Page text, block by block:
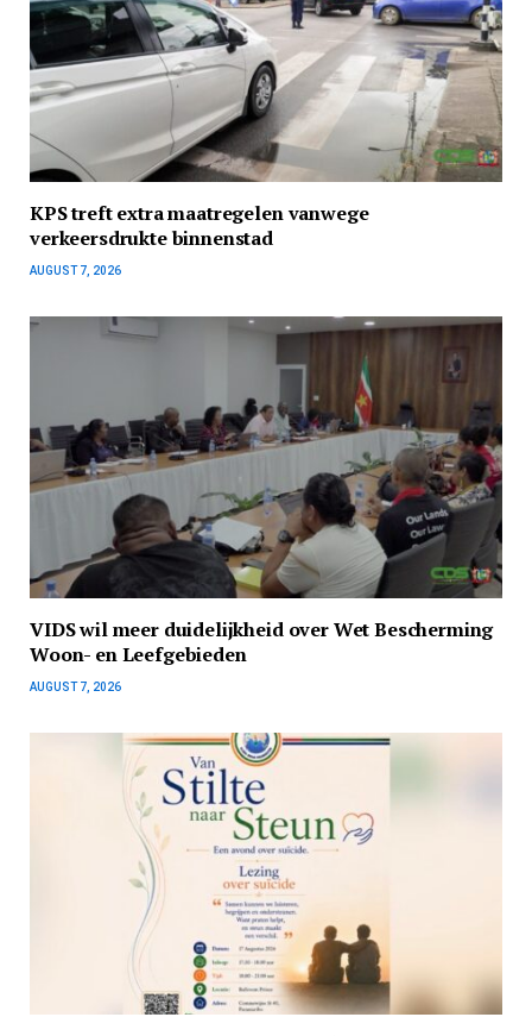
KPS treft extra maatregelen vanwege
verkeersdrukte binnenstad
AUGUST 7, 2026
VIDS wil meer duidelijkheid over Wet Bescherming
Woon- en Leefgebieden
AUGUST 7, 2026